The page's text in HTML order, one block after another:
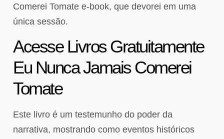
Comerei Tomate e-book, que devorei em uma
única sessão.
Acesse Livros Gratuitamente
Eu Nunca Jamais Comerei
Tomate
Este livro é um testemunho do poder da
narrativa, mostrando como eventos históricos